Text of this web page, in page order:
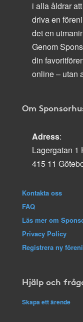
i alla åldrar
driva en
det en
Genom
din
online – utan
Om
Adress:
Lagergatan 1
415 11
Kontakta oss
FAQ
Läs mer om
Privacy Policy
Registrera ny
Hjälp och
Skapa ett ärende